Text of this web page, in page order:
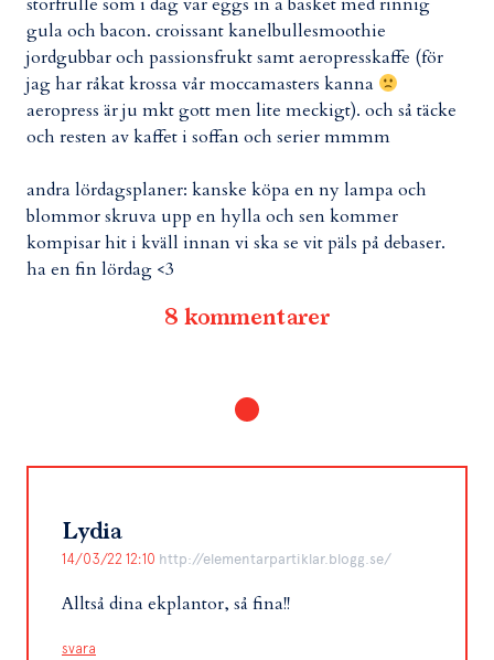
gula och bacon. croissant kanelbullesmoothie
jordgubbar och passionsfrukt samt aeropresskaffe (för
jag har råkat krossa vår moccamasters kanna
aeropress är ju mkt gott men lite meckigt). och så täcke
och resten av kaffet i soffan och serier mmmm
andra lördagsplaner: kanske köpa en ny lampa och
blommor skruva upp en hylla och sen kommer
kompisar hit i kväll innan vi ska se vit päls på debaser.
ha en fin lördag <3
8 kommentarer
Lydia
14/03/22 12:10 http://elementarpartiklar.blogg.se/
Alltså dina ekplantor, så fina!!
svara